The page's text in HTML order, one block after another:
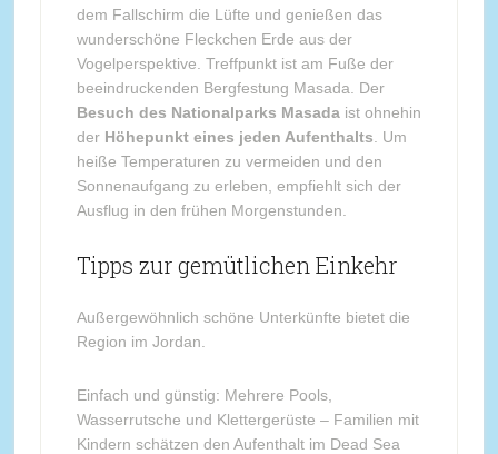
dem Fallschirm die Lüfte und genießen das
wunderschöne Fleckchen Erde aus der
Vogelperspektive. Treffpunkt ist am Fuße der
beeindruckenden Bergfestung Masada. Der
Besuch des Nationalparks Masadaist ohnehin
der Höhepunkt eines jeden Aufenthalts . Um
heiße Temperaturen zu vermeiden und den
Sonnenaufgang zu erleben, empfiehlt sich der
Ausflug in den frühen Morgenstunden.
Tipps zur gemütlichen Einkehr
Außergewöhnlich schöne Unterkünfte bietet die
Region im Jordan.
Einfach und günstig: Mehrere Pools,
Wasserrutsche und Klettergerüste – Familien mit
Kindern schätzen den Aufenthalt im Dead Sea